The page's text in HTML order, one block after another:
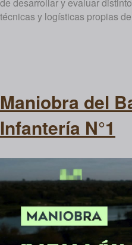
técnicas y logísticas propias
Maniobra del
Infantería N°1